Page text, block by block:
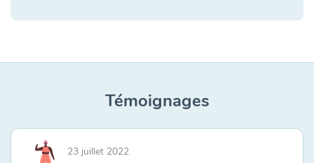
Témoignages
23 juillet 2022